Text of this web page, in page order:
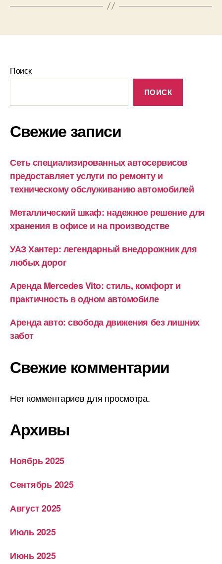
Поиск
ПОИСК
Свежие записи
Сеть специализированных автосервисов
предоставляет услуги по ремонту и
техническому обслуживанию автомобилей
Металлический шкаф: надежное решение для
хранения в офисе и на производстве
УАЗ Хантер: легендарный внедорожник для
любых дорог
Аренда Mercedes Vito: стиль, комфорт и
практичность в одном автомобиле
Аренда авто: свобода движения без лишних
забот
Свежие комментарии
Нет комментариев для просмотра.
Архивы
Ноябрь 2025
Сентябрь 2025
Август 2025
Июль 2025
Июнь 2025